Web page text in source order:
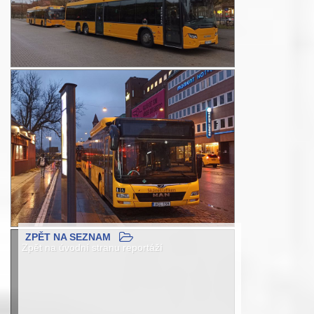
Zpět na úvodní stranu reportáží
ZPĚT NA SEZNAM